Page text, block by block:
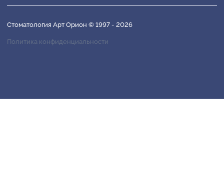
Стоматология Арт Орион © 1997 - 2026
Политика конфиденциальности